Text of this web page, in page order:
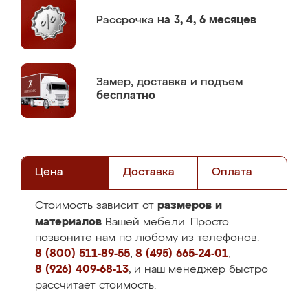
Рассрочка на 3, 4, 6 месяцев
Замер, доставка и подъем
бесплатно
Цена Доставка Оплата
Стоимость зависит от размеров и
материалов Вашей мебели. Просто
позвоните нам по любому из телефонов:
8 (800) 511-89-55, 8 (495) 665-24-01,
8 (926) 409-68-13, и наш менеджер быстро
рассчитает стоимость.